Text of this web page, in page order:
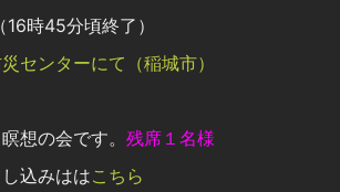
時45分頃終了）
センターにて（稲城市）
想の会です。 残席１名様
込みははこちら